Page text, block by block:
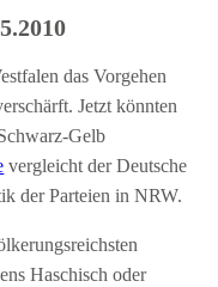
das Vorgehen
Jetzt könnten
Gelb
vergleicht der Deutsche
der Parteien in NRW.
Haschisch oder